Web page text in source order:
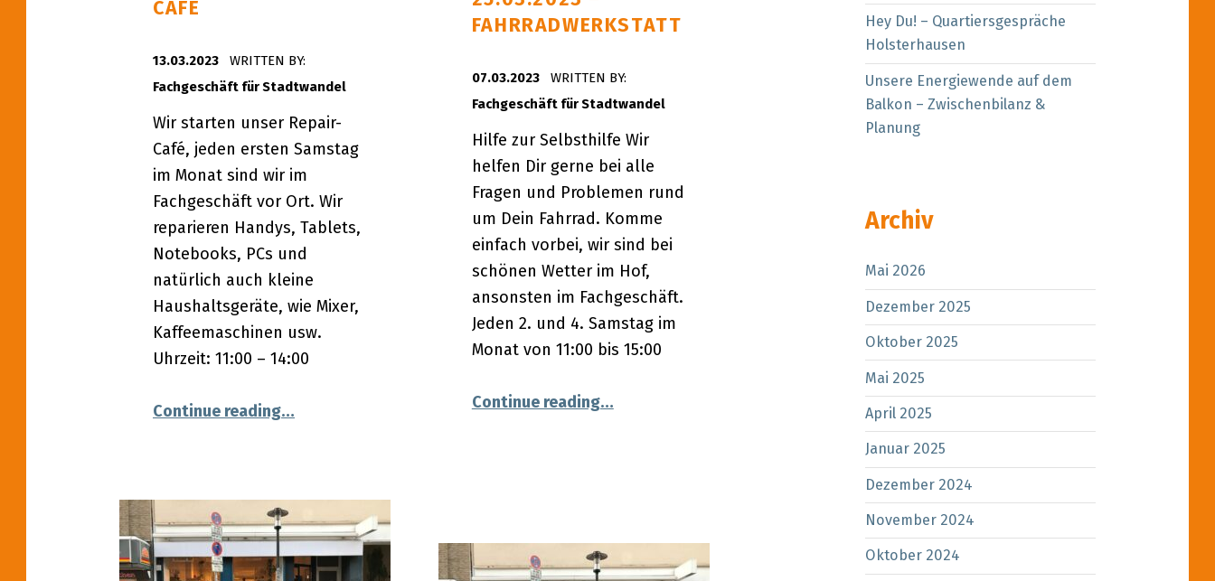
CAFÉ
13.03.2023
WRITTEN BY:
Fachgeschäft für Stadtwandel
Wir starten unser Repair-
Café, jeden ersten Samstag
im Monat sind wir im
Fachgeschäft vor Ort. Wir
reparieren Handys, Tablets,
Notebooks, PCs und
natürlich auch kleine
Haushaltsgeräte, wie Mixer,
Kaffeemaschinen usw.
Uhrzeit: 11:00 – 14:00
Continue reading
“01.04.2023 – Repair-Café”
…
FAHRRADWERKSTATT
07.03.2023
WRITTEN BY:
Fachgeschäft für Stadtwandel
Hilfe zur Selbsthilfe Wir
helfen Dir gerne bei alle
Fragen und Problemen rund
um Dein Fahrrad. Komme
einfach vorbei, wir sind bei
schönen Wetter im Hof,
ansonsten im Fachgeschäft.
Jeden 2. und 4. Samstag im
Monat von 11:00 bis 15:00
Continue reading…
Hey Du! – Quartiersgespräche
Holsterhausen
Unsere Energiewende auf dem
Balkon – Zwischenbilanz &
Planung
Archiv
Mai 2026
Dezember 2025
Oktober 2025
Mai 2025
April 2025
Januar 2025
Dezember 2024
November 2024
Oktober 2024